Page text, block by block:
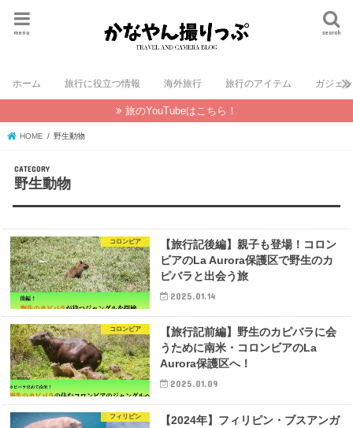
search
menu
ホーム 旅行に役立つ情報 海外旅行 旅行のアイテム ガジェ
旅のYouTubeはこちら！
HOME 野生動物
野生動物
コロンビア
【旅行記後編】親子も登場！コロン
ビアのLa Aurora保護区で野生のカ
ピバラと出会う旅
2025.01.14
コロンビア
【旅行記前編】野生のカピバラに会
うために南米・コロンビアのLa
Aurora保護区へ！
2025.01.09
フィリピン
【2024年】フィリピン・ブスアンガ